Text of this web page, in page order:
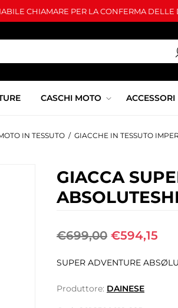
CHIAMARE PER LA CONFERMA
CASCHI MOTO
IN TESSUTO / GIACCHE IN TESSUTO
GIACCA
€699,00 €594,15
SUPER ADVENTURE
Produttore: DAINESE